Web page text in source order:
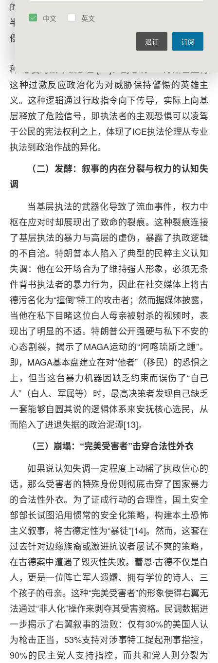
的撤除。涉事特工乔纳森·罗斯（Jonathan Ross）
半年前曾受伤，但在特朗普政府极力渲染“移民入
侵”“战争状态”的宏大叙事下，特工个人的心理创伤
（PTSD）未被视为执法风险，反而被异化为一
种“必要的战斗敏感性”[12]。副总统J.D.万斯甚至将
这种过激反应政治化为对威胁保持警惕的英雄主
义。这种逻辑通过行政指令向下传导，实际上向基
层释放了危险信号，即执法者的主观恐惧可以凌驾
于公民的宪法权利之上，体现了ICE执法伦理从专业
执法到政治作战的异化。
（二）发酵：叙事的内在分裂与权力的认知失
调
当基层执法的武器化导致了流血事件，权力中
枢在应对时却展现出了致命的裂痕。这种裂痕连接
了基层执法的暴力与高层的虚伪，暴露了执政逻辑
的不自洽。特朗普本人陷入了典型的民粹主义认知
失调：他在公开场合为了维持强人形象，必须无条
件背书执法者的暴力行为，因此在社交媒体上将古
德污名化为“撞倒”特工的攻击者；然而据媒体披露，
当他在私下目睹这位白人母亲被射杀的视频时，表
现出了明显的不适。特朗普公开强硬与私下不安的
心态割裂，揭示了MAGA运动的“阿喀琉斯之踵”。
即，MAGA基本盘建立在对“他者”（移民）的恐惧之
上，但当这台暴力机器因缺乏约束而误伤了“自己
人”（白人、军属等）时，最高决策者发现自己缺乏
一套能够自圆其说的逻辑体系来安抚核心选民，从
而陷入了进退失据的政治泥潭[13]。
（三）崩塌：“完美受害者”击穿合法性外衣
如果说认知失调一定程度上动摇了执政信心的
话，那么受害者的特殊身份则彻底击穿了国家暴力
的合法性外衣。为了证成行动的合理性，国土安全
部部长试图沿用惯常的安全化策略，构建本土恐怖
主义叙事，将古德定性为“暴徒”[14]。然而，这套在
过去针对边缘族裔或激进抗议者屡试不爽的策略，
在古德案中遭遇了毁灭性失败。蕾恩·古德不仅是白
人，更是一位阵亡军人遗孀、拥有学位的诗人、三
个孩子的母亲。这种“完美受害者”的形象使得右翼无
法通过“非人化”操作来剥夺其受害资格。民调数据进
一步揭示了右翼叙事的溃败：仅有30%的美国人认
为枪击正当，53%支持对涉事特工提起刑事指控，
90%的民主党人支持指控，而共和党人则分裂为
中文 英文
订阅
退订